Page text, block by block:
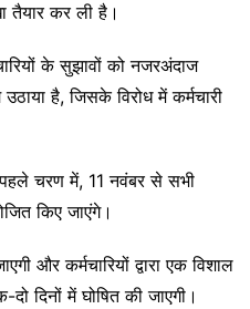
कर ली है।
के सुझावों को नजरअंदाज
है, जिसके विरोध में कर्मचारी
चरण में, 11 नवंबर से सभी
किए जाएंगे।
और कर्मचारियों द्वारा एक विशाल
दिनों में घोषित की जाएगी।